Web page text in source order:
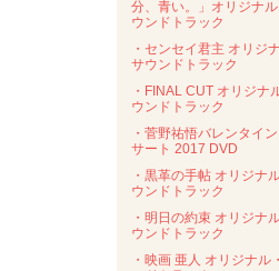
分、青い。」オリジナ
ウンドトラック
・センセイ君主 オリジ
サウンドトラック
・FINAL CUT オリジナ
ウンドトラック
・菅野祐悟バレンタイ
サート 2017 DVD
・黒革の手帖 オリジナ
ウンドトラック
・明日の約束 オリジナ
ウンドトラック
・映画 亜人 オリジナル